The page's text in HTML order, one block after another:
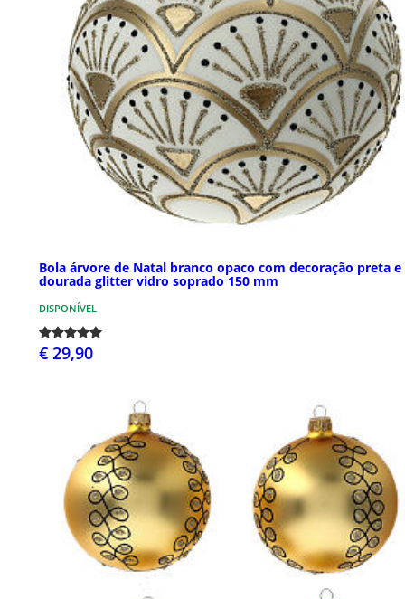
Bola árvore de Natal branco opaco com decoração preta e
dourada glitter vidro soprado 150 mm
DISPONÍVEL
€ 29,90